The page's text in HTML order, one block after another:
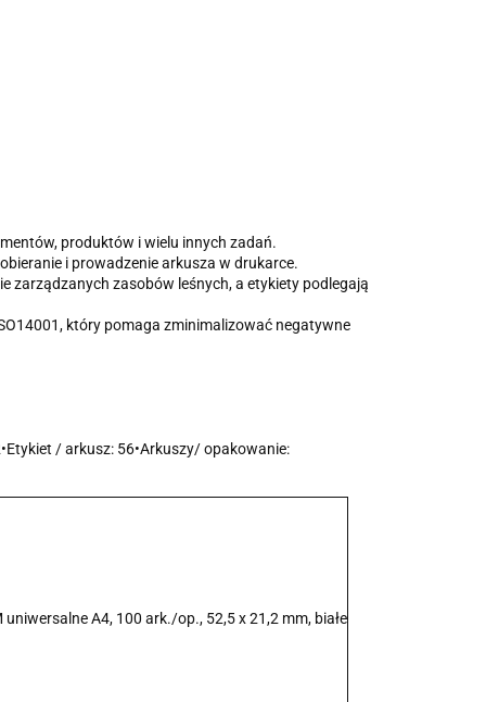
produktów i wielu innych zadań.
i prowadzenie arkusza w drukarce.
zarządzanych zasobów leśnych, a etykiety podlegają
który pomaga zminimalizować negatywne
/ arkusz: 56•Arkuszy/ opakowanie:
uniwersalne A4, 100 ark./op., 52,5 x 21,2 mm, białe